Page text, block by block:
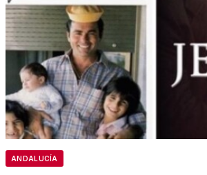
ANDALUCÍA